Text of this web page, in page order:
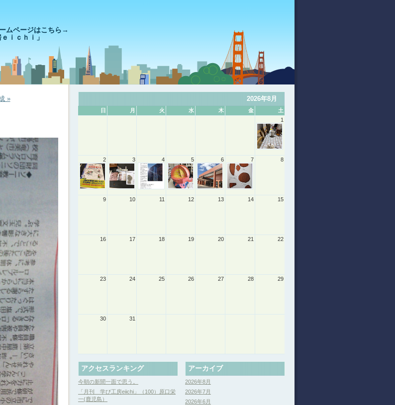
ページはこちら→
ｉｃｈｉ」
» 2026年8月
日 月 火 水 木 金
土
1
2 3 4 5 6 7 8
9 10 11 12 13 14 15
16 17 18 19 20 21 22
23 24 25 26 27 28 29
30 31
アクセスランキング
今朝の新聞一面で思う。
「月刊 学び工房eiichi」（100）原口栄
一(鹿児島）
アーカイブ
2026年8月
2026年7月
2026年6月